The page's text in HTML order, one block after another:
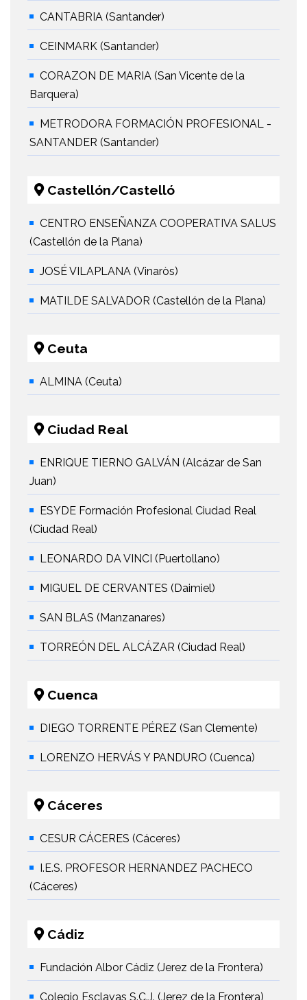
CANTABRIA (Santander)
CEINMARK (Santander)
CORAZON DE MARIA (San Vicente de la
Barquera)
METRODORA FORMACIÓN PROFESIONAL -
SANTANDER (Santander)
Castellón/Castelló
CENTRO ENSEÑANZA COOPERATIVA SALUS
(Castellón de la Plana)
JOSÉ VILAPLANA (Vinaròs)
MATILDE SALVADOR (Castellón de la Plana)
Ceuta
ALMINA (Ceuta)
Ciudad Real
ENRIQUE TIERNO GALVÁN (Alcázar de San
Juan)
ESYDE Formación Profesional Ciudad Real
(Ciudad Real)
LEONARDO DA VINCI (Puertollano)
MIGUEL DE CERVANTES (Daimiel)
SAN BLAS (Manzanares)
TORREÓN DEL ALCÁZAR (Ciudad Real)
Cuenca
DIEGO TORRENTE PÉREZ (San Clemente)
LORENZO HERVÁS Y PANDURO (Cuenca)
Cáceres
CESUR CÁCERES (Cáceres)
I.E.S. PROFESOR HERNANDEZ PACHECO
(Cáceres)
Cádiz
Fundación Albor Cádiz (Jerez de la Frontera)
Colegio Esclavas S.C.J. (Jerez de la Frontera)